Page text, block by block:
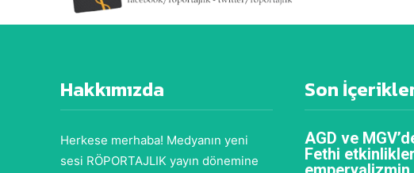
Hakkımızda
Herkese merhaba! Medyanın yeni
sesi RÖPORTAJLIK yayın dönemine
Son
AGD ve
Fethi